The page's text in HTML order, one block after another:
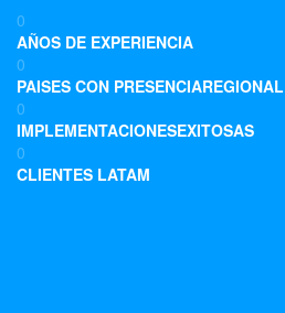
0
AÑOS DE EXPERIENCIA
0
PAISES CON PRESENCIAREGIONAL
0
IMPLEMENTACIONESEXITOSAS
0
CLIENTES LATAM